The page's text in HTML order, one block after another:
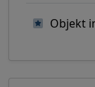
Objekt